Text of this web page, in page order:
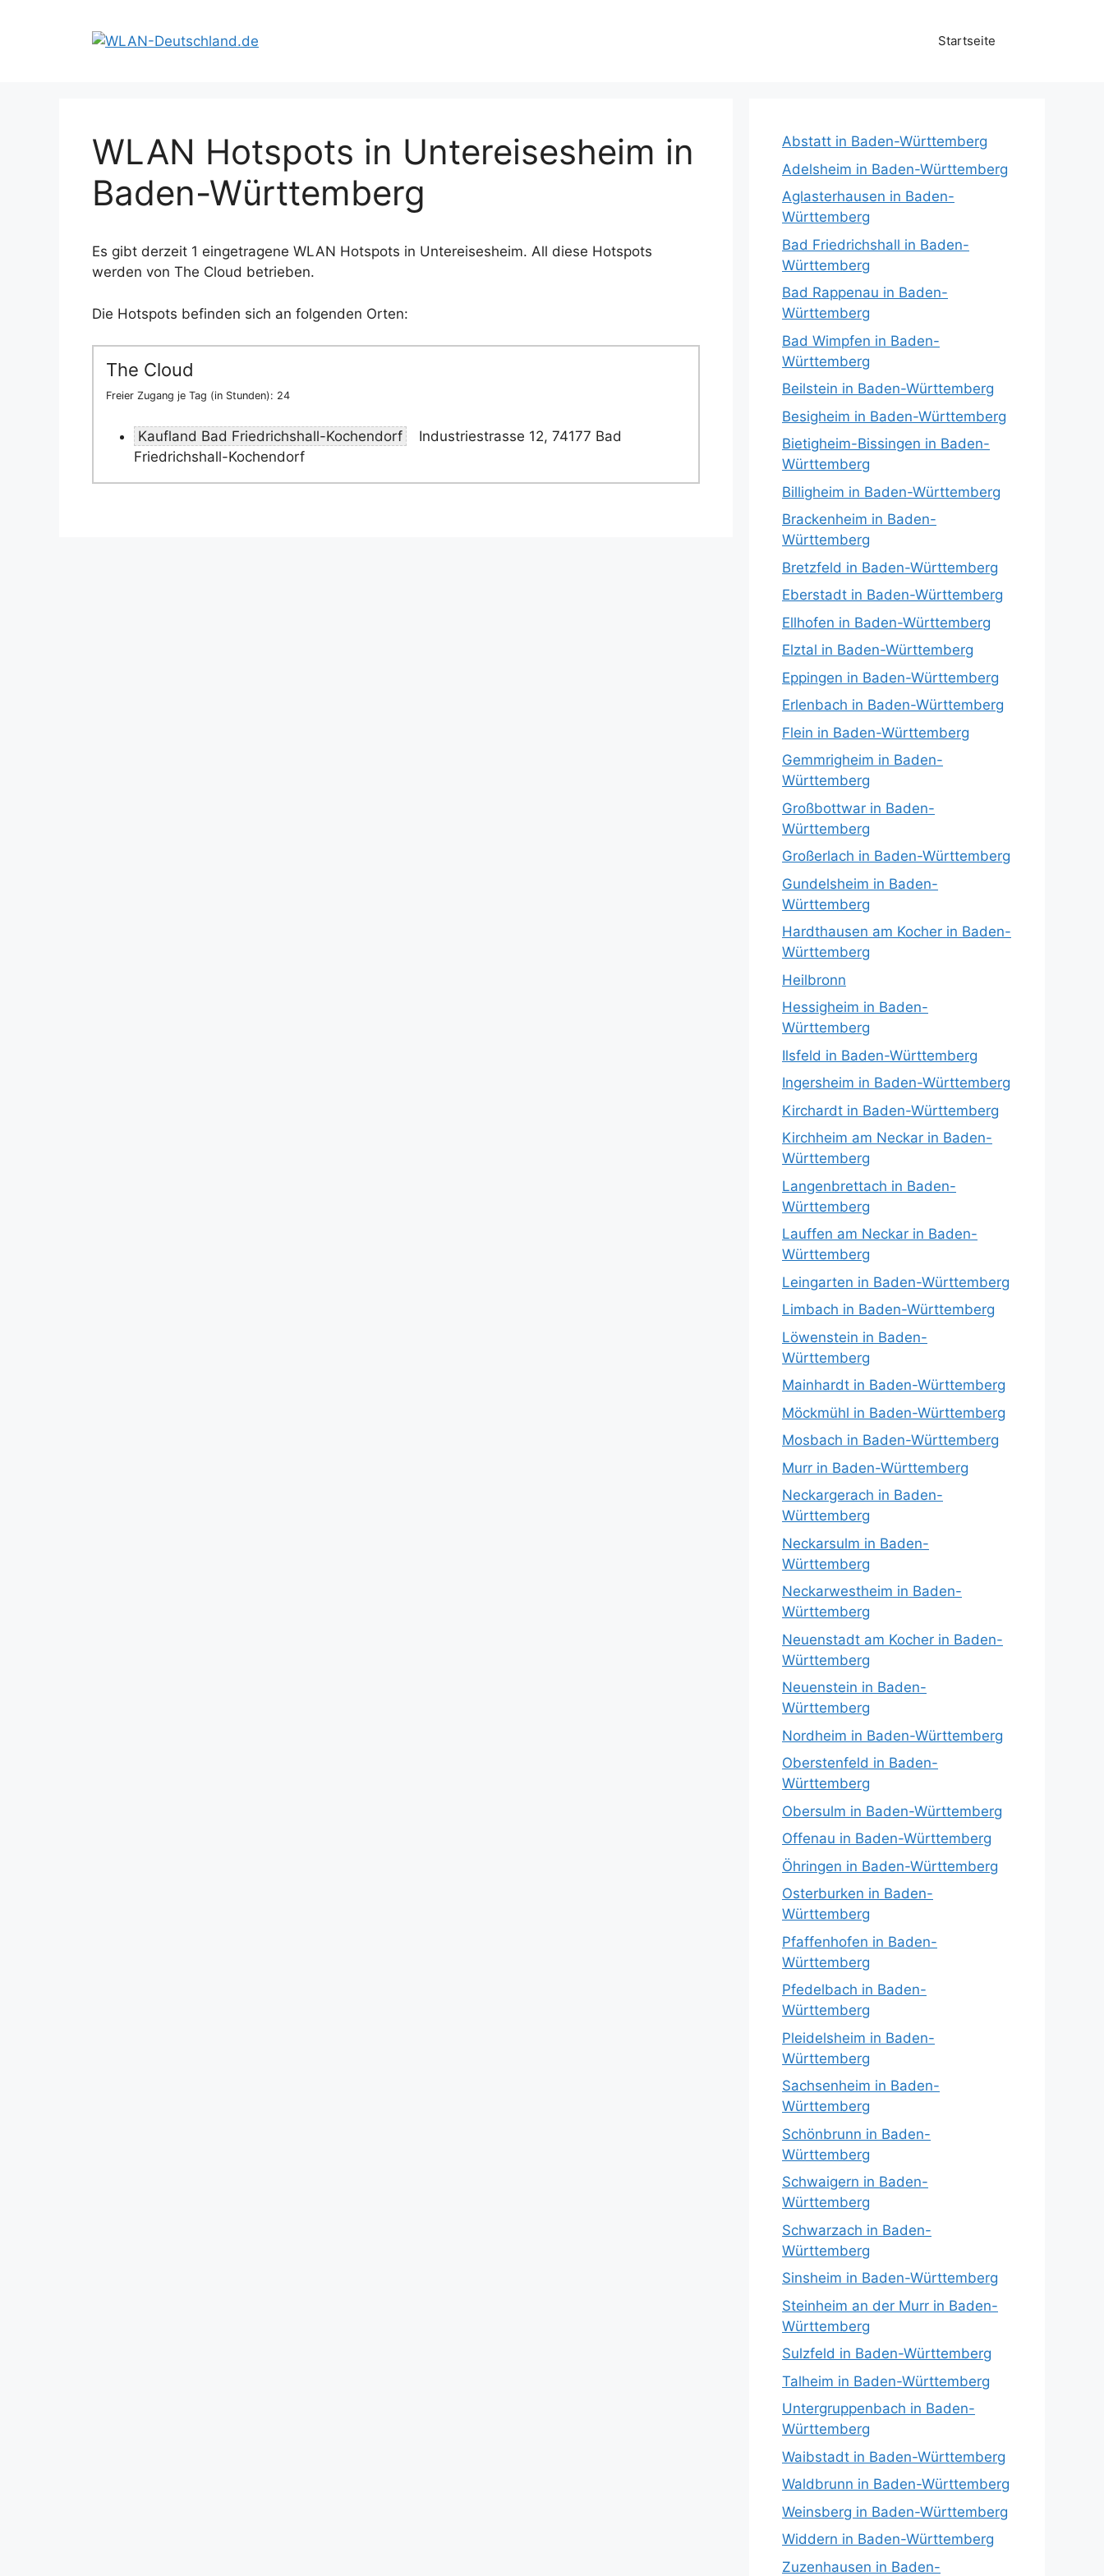
Startseite
WLAN Hotspots in Untereisesheim in
Baden-Württemberg
Es gibt derzeit 1 eingetragene WLAN Hotspots in Untereisesheim. All diese Hotspots
werden von The Cloud betrieben.
Die Hotspots befinden sich an folgenden Orten:
The Cloud
Freier Zugang je Tag (in Stunden): 24
Kaufland Bad Friedrichshall-Kochendorf
Industriestrasse 12, 74177 Bad
Friedrichshall-Kochendorf
Abstatt in Baden-Württemberg
Adelsheim in Baden-Württemberg
Aglasterhausen in Baden-
Württemberg
Bad Friedrichshall in Baden-
Württemberg
Bad Rappenau in Baden-
Württemberg
Bad Wimpfen in Baden-
Württemberg
Beilstein in Baden-Württemberg
Besigheim in Baden-Württemberg
Bietigheim-Bissingen in Baden-
Württemberg
Billigheim in Baden-Württemberg
Brackenheim in Baden-
Württemberg
Bretzfeld in Baden-Württemberg
Eberstadt in Baden-Württemberg
Ellhofen in Baden-Württemberg
Elztal in Baden-Württemberg
Eppingen in Baden-Württemberg
Erlenbach in Baden-Württemberg
Flein in Baden-Württemberg
Gemmrigheim in Baden-
Württemberg
Großbottwar in Baden-
Württemberg
Großerlach in Baden-Württemberg
Gundelsheim in Baden-
Württemberg
Hardthausen am Kocher in Baden-
Württemberg
Heilbronn
Hessigheim in Baden-
Württemberg
Ilsfeld in Baden-Württemberg
Ingersheim in Baden-Württemberg
Kirchardt in Baden-Württemberg
Kirchheim am Neckar in Baden-
Württemberg
Langenbrettach in Baden-
Württemberg
Lauffen am Neckar in Baden-
Württemberg
Leingarten in Baden-Württemberg
Limbach in Baden-Württemberg
Löwenstein in Baden-
Württemberg
Mainhardt in Baden-Württemberg
Möckmühl in Baden-Württemberg
Mosbach in Baden-Württemberg
Murr in Baden-Württemberg
Neckargerach in Baden-
Württemberg
Neckarsulm in Baden-
Württemberg
Neckarwestheim in Baden-
Württemberg
Neuenstadt am Kocher in Baden-
Württemberg
Neuenstein in Baden-
Württemberg
Nordheim in Baden-Württemberg
Oberstenfeld in Baden-
Württemberg
Obersulm in Baden-Württemberg
Offenau in Baden-Württemberg
Öhringen in Baden-Württemberg
Osterburken in Baden-
Württemberg
Pfaffenhofen in Baden-
Württemberg
Pfedelbach in Baden-
Württemberg
Pleidelsheim in Baden-
Württemberg
Sachsenheim in Baden-
Württemberg
Schönbrunn in Baden-
Württemberg
Schwaigern in Baden-
Württemberg
Schwarzach in Baden-
Württemberg
Sinsheim in Baden-Württemberg
Steinheim an der Murr in Baden-
Württemberg
Sulzfeld in Baden-Württemberg
Talheim in Baden-Württemberg
Untergruppenbach in Baden-
Württemberg
Waibstadt in Baden-Württemberg
Waldbrunn in Baden-Württemberg
Weinsberg in Baden-Württemberg
Widdern in Baden-Württemberg
Zuzenhausen in Baden-